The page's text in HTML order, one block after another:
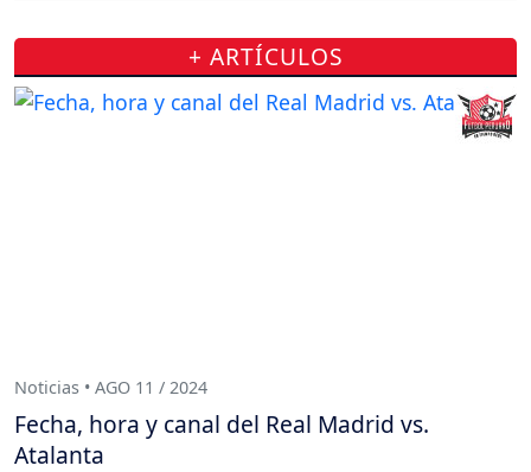
+ ARTÍCULOS
Noticias • AGO 11 / 2024
Fecha, hora y canal del Real Madrid vs.
Atalanta